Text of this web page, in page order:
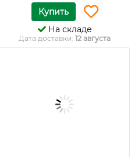
Купить
На складе
Дата доставки: 12 августа